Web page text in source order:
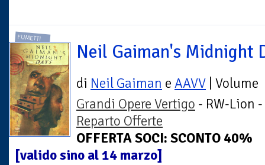
FUMETTI
Neil Gaiman's Midnight
di Neil Gaiman e AAVV | Volume
Grandi Opere Vertigo - RW-Lion -
Reparto Offerte
OFFERTA SOCI: SCONTO 40%
[valido sino al 14 marzo]